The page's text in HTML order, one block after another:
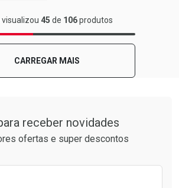
FECHAR
FECHAR
visualizou 45 de 106produtos
CARREGAR MAIS
receber novidades
ofertas e super descontos